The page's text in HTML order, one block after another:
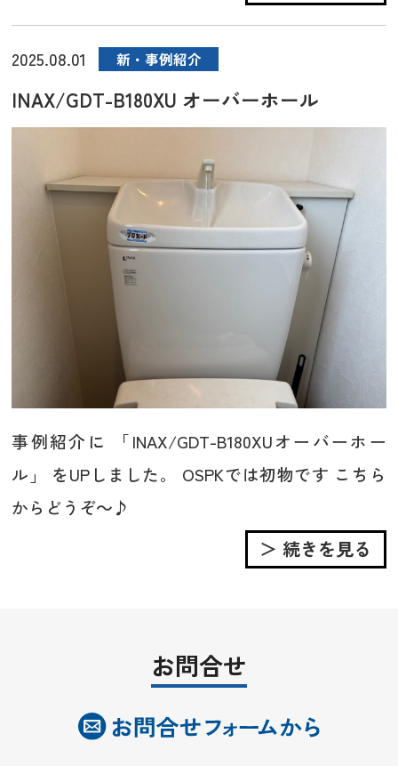
2025.08.01 新・事例紹介
INAX/GDT-B180XU オーバーホール
事例紹介に 「INAX/GDT-B180XUオーバーホー
ル」 をUPしました。 OSPKでは初物です こちら
からどうぞ～♪
＞ 続きを見る
お問合せ